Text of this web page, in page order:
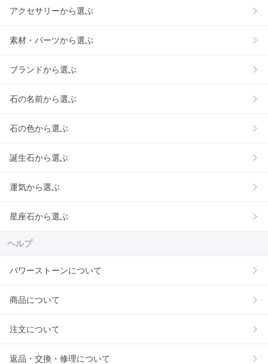
アクセサリーから選ぶ
素材・パーツから選ぶ
ブランドから選ぶ
石の名前から選ぶ
石の色から選ぶ
誕生石から選ぶ
運気から選ぶ
星座石から選ぶ
ヘルプ
パワーストーンについて
商品について
注文について
返品・交換・修理について